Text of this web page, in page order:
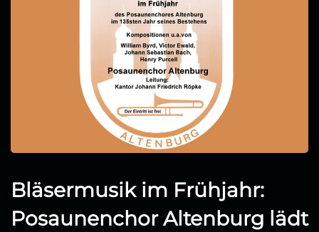
Bläsermusik im Frühjahr:
Posaunenchor Altenburg lädt